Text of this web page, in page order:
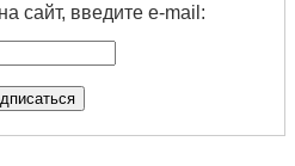
сайт, введите e-mail: